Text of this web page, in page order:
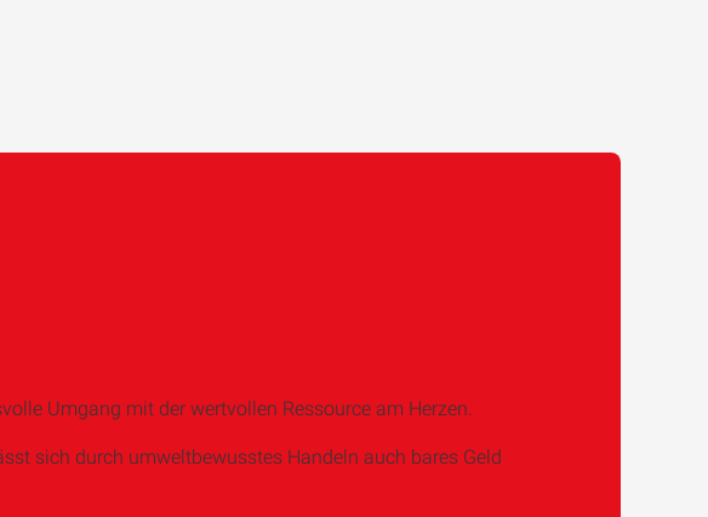
Umgang mit der wertvollen Ressource am Herzen.
sich durch umweltbewusstes Handeln auch bares Geld